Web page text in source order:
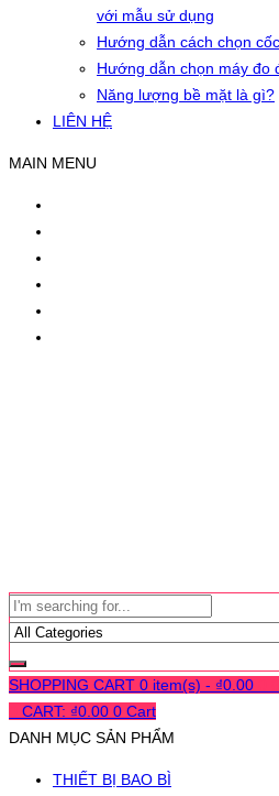
với mẫu sử dụng
Hướng dẫn cách chọn
Hướng dẫn chọn máy đo
Năng lượng bề mặt là gì?
LIÊN HỆ
MAIN MENU
SHOPPING CART 0 item(s) - ₫0.00
CART: ₫0.00 0 Cart
DANH MỤC SẢN PHẨM
THIẾT BỊ BAO BÌ